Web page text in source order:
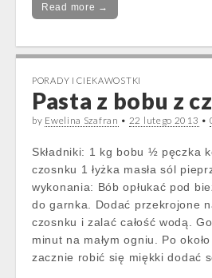
Read more →
PORADY I CIEKAWOSTKI
Pasta z bobu z
by Ewelina Szafran • 22 lutego 2013 •
Składniki: 1 kg bobu ½ pęczka
czosnku 1 łyżka masła sól
wykonania: Bób opłukać pod
do garnka. Dodać przekrojone
czosnku i zalać całość wodą.
minut na małym ogniu. Po
zacznie robić się miękki dodać